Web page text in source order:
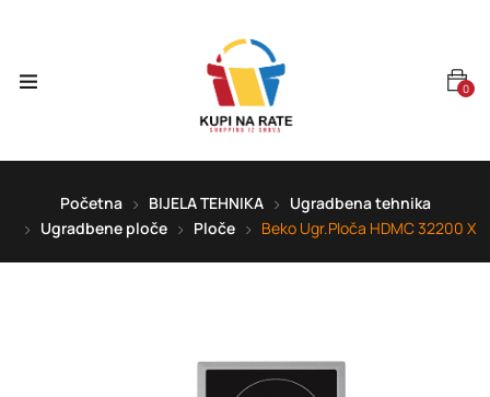
0
Početna BIJELA TEHNIKA
Ugradbena tehnika
Ugradbene ploče
Ploče Beko Ugr.Ploča HDMC 32200 X